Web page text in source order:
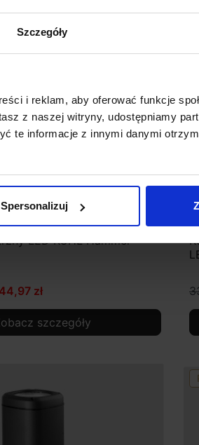
Szczegóły
i reklam, aby oferować funkcje
z naszej witryny, udostępniamy
te informacje z innymi danymi
Spersonalizuj
LED KOHL Hammer
zł
szczegóły